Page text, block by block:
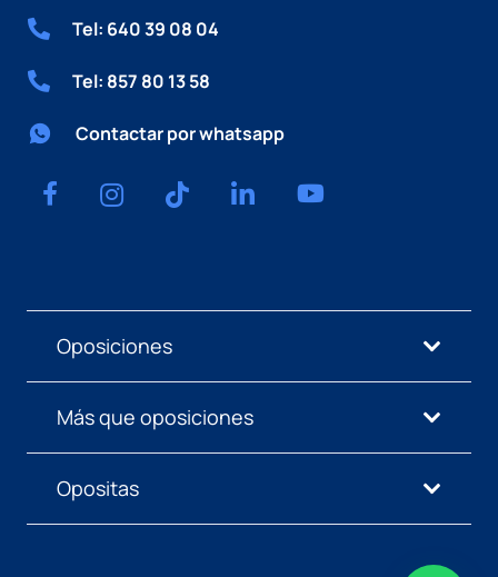
Tel: 640 39 08 04
Tel: 857 80 13 58
Contactar por whatsapp
Oposiciones
Más que oposiciones
Opositas